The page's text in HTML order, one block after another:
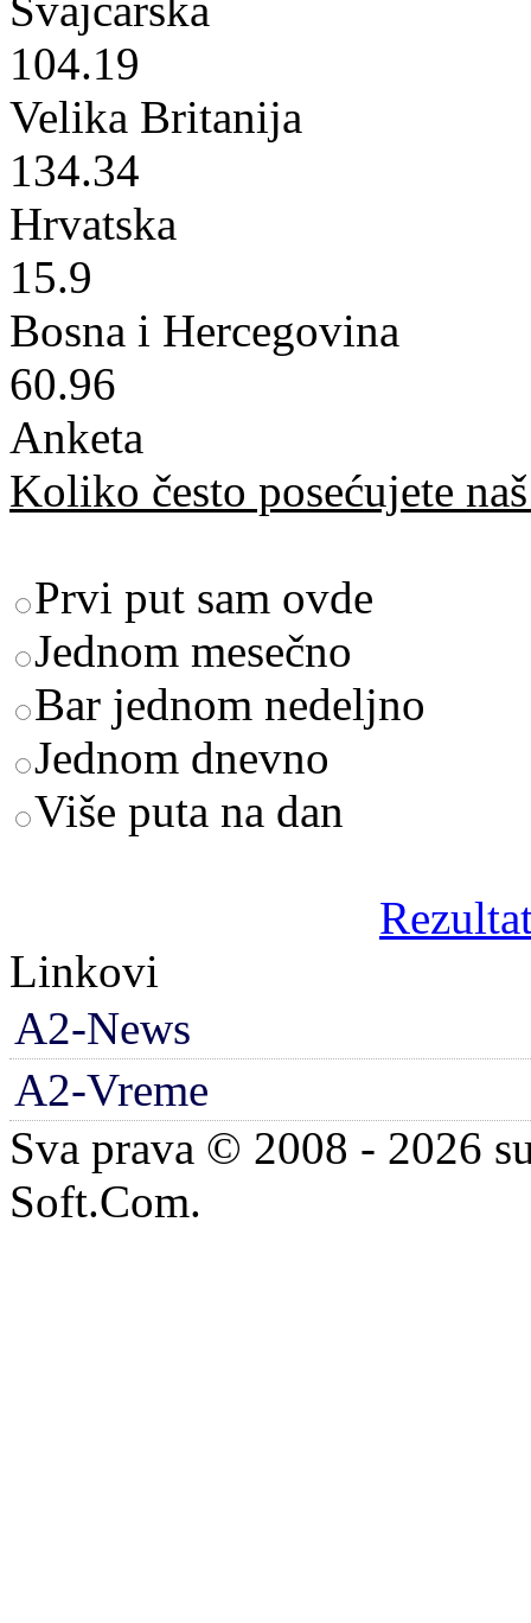
104.19
Velika Britanija
134.34
Hrvatska
15.9
Bosna i Hercegovina
60.96
Anketa
Koliko često posećujete
Prvi put sam ovde
Jednom mesečno
Bar jednom nedeljno
Jednom dnevno
Više puta na dan
Linkovi
A2-News
A2-Vreme
Sva prava © 2008 - 2026
Soft.Com.